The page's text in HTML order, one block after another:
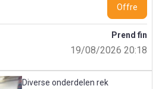
Offre
Prend fin
19/08/2026 20:18
Diverse onderdelen rek